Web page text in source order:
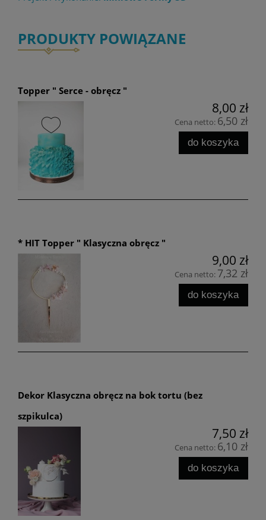
PRODUKTY POWIĄZANE
Topper " Serce - obręcz "
8,00 zł
Cena netto: 6,50 zł
do koszyka
* HIT Topper " Klasyczna obręcz "
9,00 zł
Cena netto: 7,32 zł
do koszyka
Dekor Klasyczna obręcz na bok tortu (bez
szpikulca)
7,50 zł
Cena netto: 6,10 zł
do koszyka